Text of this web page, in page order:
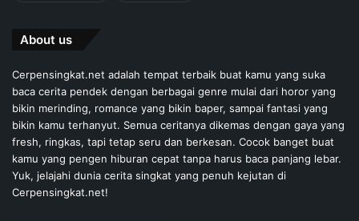
About us
Cerpensingkat.net adalah tempat terbaik buat kamu yang suka
baca cerita pendek dengan berbagai genre mulai dari horor yang
bikin merinding, romance yang bikin baper, sampai fantasi yang
bikin kamu terhanyut. Semua ceritanya dikemas dengan gaya yang
fresh, ringkas, tapi tetap seru dan berkesan. Cocok banget buat
kamu yang pengen hiburan cepat tanpa harus baca panjang lebar.
Yuk, jelajahi dunia cerita singkat yang penuh kejutan di
Cerpensingkat.net!